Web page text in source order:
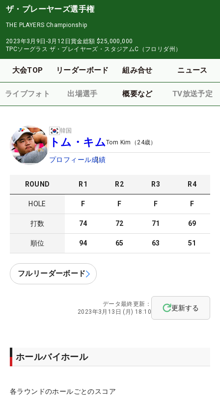
ザ・プレーヤーズ選手権
THE PLAYERS Championship
2023年3月9日-3月12日賞金総額 $25,000,000
TPCソーグラス ザ・プレイヤーズ・スタジアムC（フロリダ州）
大会TOP リーダーボード 組み合せ ニュース
ライブフォト 出場選手 概要など TV放送予定
韓国
トム・キムTom Kim （ 24歳）
プロフィール成績
ROUND R1 R2 R3 R4
HOLE F F F F
打数 74 72 71 69
順位 94 65 63 51
フルリーダーボード
データ最終更新：
2023年3月13日 (月) 18:10
更新する
ホールバイホール
各ラウンドのホールごとのスコア